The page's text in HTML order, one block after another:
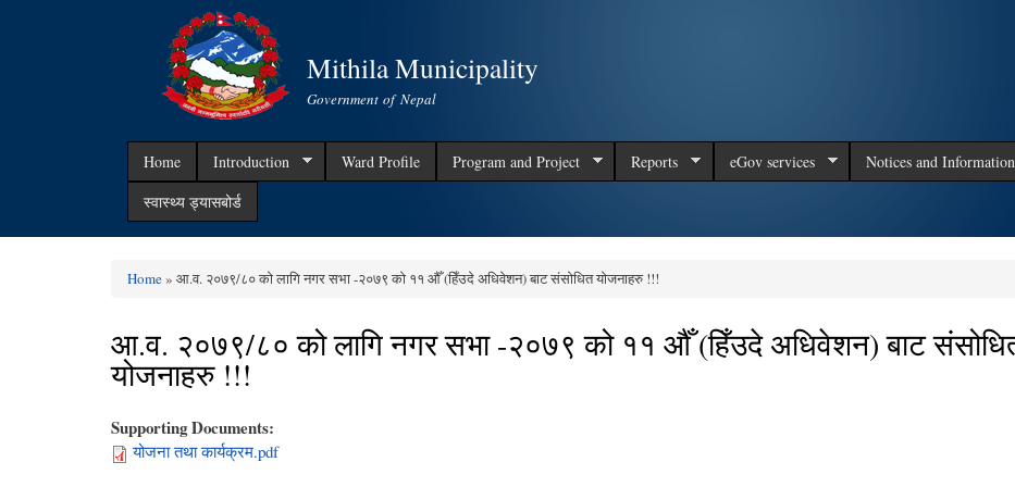
Mithila Municipality
Government of Nepal
Home Introduction Ward Profile Program and Project Reports eGov services Notices and Information
स्वास्थ्य ड्यासबोर्ड
Home» आ.व. २०७९/८० को लागि नगर सभा -२०७९ को ११ औँ (हिँउदे अधिवेशन) बाट संसोधित योजनाहरु !!!
आ.व. २०७९/८० को लागि नगर सभा -२०७९ को ११ औँ (हिँउदे अधिवेशन) बाट
योजनाहरु !!!
Supporting Documents:
योजना तथा कार्यक्रम.pdf